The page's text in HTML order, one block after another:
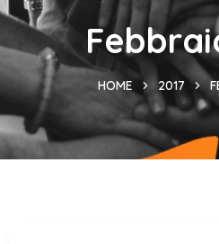
HOME 2017